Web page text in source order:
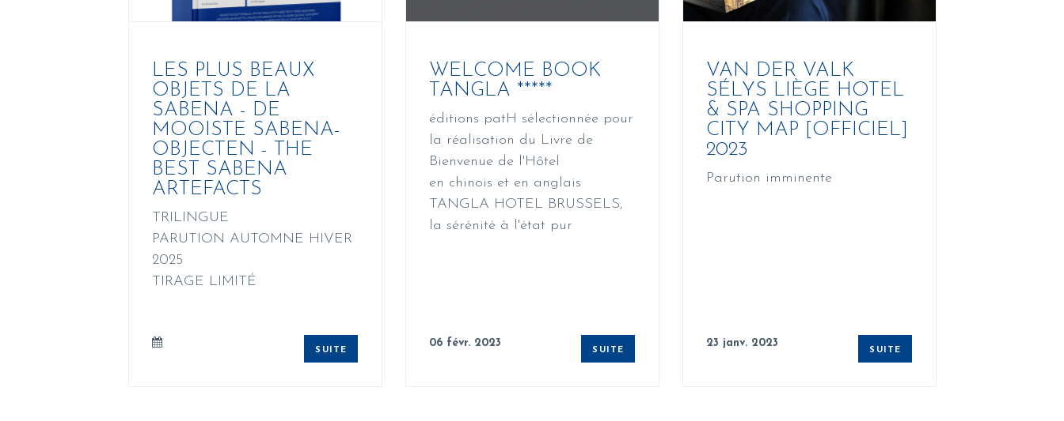
LES PLUS BEAUX
OBJETS DE LA
SABENA - DE
MOOISTE SABENA-
OBJECTEN - THE
BEST SABENA
ARTEFACTS
TRILINGUE
PARUTION AUTOMNE HIVER
2025
TIRAGE LIMITÉ
SUITE
WELCOME BOOK
TANGLA *****
éditions patH sélectionnée pour
la réalisation du Livre de
Bienvenue de l'Hôtel
en chinois et en anglais
TANGLA HOTEL BRUSSELS,
la sérénité à l'état pur
06 févr. 2023
SUITE
VAN DER VALK
SÉLYS LIÈGE HOTEL
& SPA SHOPPING
CITY MAP [OFFICIEL]
2023
Parution imminente
23 janv. 2023
SUITE